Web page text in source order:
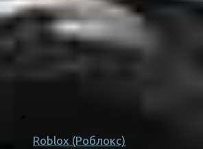
Roblox (Роблокс)